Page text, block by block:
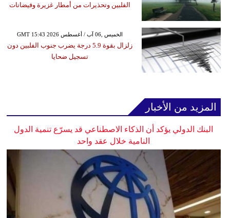
الفلبين وتحذيرات من أمطار غزيرة وفيضانات
GMT 15:43 2026 الخميس ,06 آب / أغسطس
زلزال بقوة 5.9 درجة يضرب جنوب الفلبين دون
تسجيل ضحايا
المزيد من الأخبار
البنك الدولي يؤكد أن الذكاء الاصطناعي قد يسرّع تنمية الدول
النامية خلال عقد واحد